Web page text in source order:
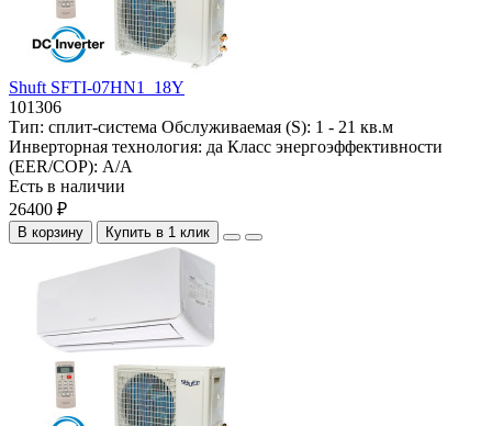
Shuft SFTI-07HN1_18Y
101306
Тип: сплит-система Обслуживаемая (S): 1 - 21 кв.м
Инверторная технология: да Класс энергоэффективности
(EER/COP): A/A
Есть в наличии
26400 ₽
В корзину Купить в 1 клик